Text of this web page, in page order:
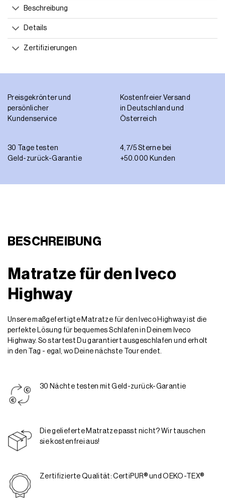
Beschreibung
Details
Zertifizierungen
Preisgekrönter und
persönlicher
Kundenservice
Kostenfreier Versand
in Deutschland und
Österreich
30 Tage testen
Geld-zurück-Garantie
4,7/5 Sterne bei
+50.000 Kunden
BESCHREIBUNG
Matratze für den Iveco
Highway
Unsere maßgefertigte Matratze für den Iveco Highway ist die
perfekte Lösung für bequemes Schlafen in Deinem Iveco
Highway. So startest Du garantiert ausgeschlafen und erholt
in den Tag - egal, wo Deine nächste Tour endet.
30 Nächte testen mit Geld-zurück-Garantie
Die gelieferte Matratze passt nicht? Wir tauschen
sie kostenfrei aus!
Zertifizierte Qualität: CertiPUR® und OEKO-TEX®